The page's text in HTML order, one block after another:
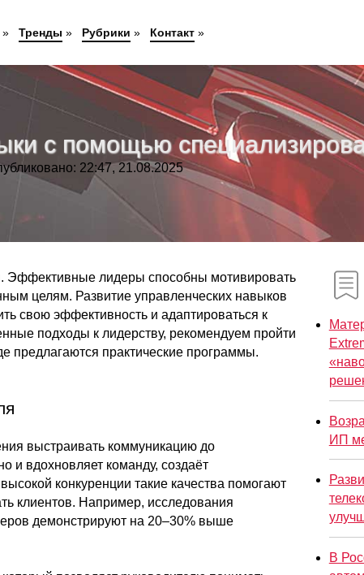
с помощью
22:47, 21.08.2025
Эффективные лидеры способны мотивировать
целям. Развитие управленческих навыков
свою эффективность и адаптироваться к
подходы к лидерству, рекомендуем пройти
предлагаются практические программы.
выстраивать коммуникацию до
и вдохновляет команду, создаёт
конкуренции такие качества помогают
клиентов. Например, исследования
демонстрируют на 20–30% выше
ИП
В
» Тренды » Рубрики » Контакт»